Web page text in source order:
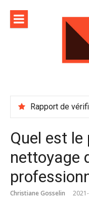
contenu
Quel est le
nettoyage
Christiane Gosselin